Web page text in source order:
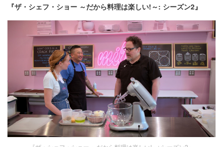
『ザ・シェフ・ショー ～だから料理は楽しい!～: シーズン2』